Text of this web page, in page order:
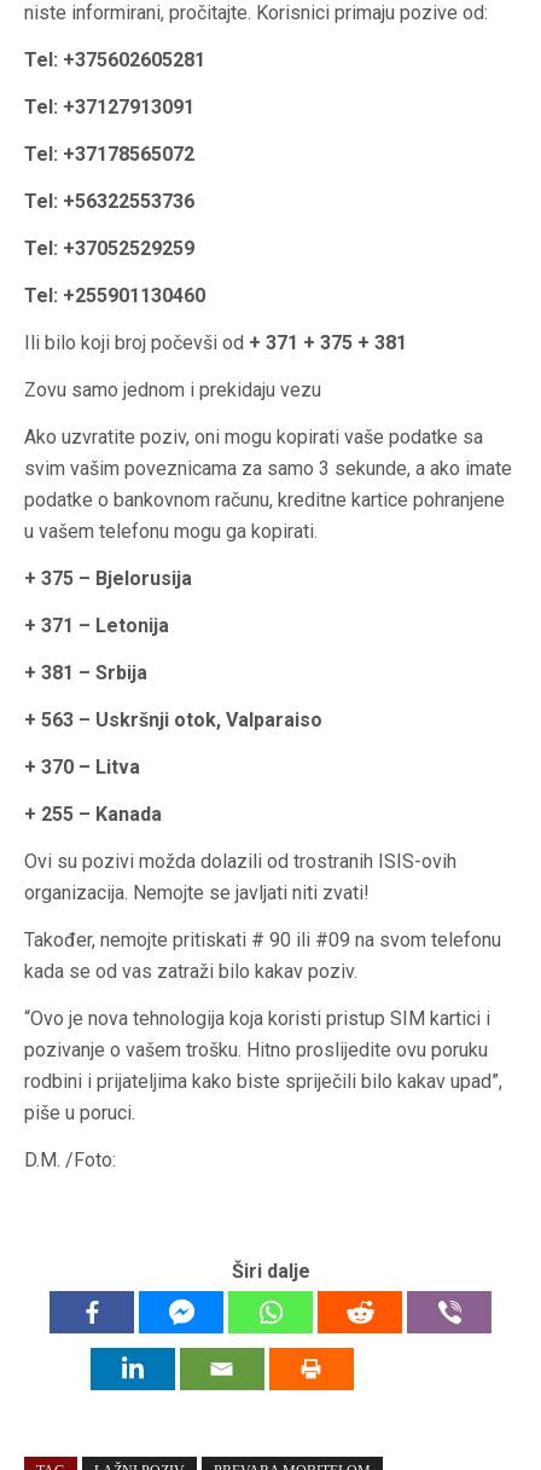
niste informirani, pročitajte. Korisnici primaju pozive od:
Tel: +375602605281
Tel: +37127913091
Tel: +37178565072
Tel: +56322553736
Tel: +37052529259
Tel: +255901130460
Ili bilo koji broj počevši od + 371 + 375 + 381
Zovu samo jednom i prekidaju vezu
Ako uzvratite poziv, oni mogu kopirati vaše podatke sa
svim vašim poveznicama za samo 3 sekunde, a ako imate
podatke o bankovnom računu, kreditne kartice pohranjene
u vašem telefonu mogu ga kopirati.
+ 375 – Bjelorusija
+ 371 – Letonija
+ 381 – Srbija
+ 563 – Uskršnji otok, Valparaiso
+ 370 – Litva
+ 255 – Kanada
Ovi su pozivi možda dolazili od trostranih ISIS-ovih
organizacija. Nemojte se javljati niti zvati!
Također, nemojte pritiskati # 90 ili #09 na svom telefonu
kada se od vas zatraži bilo kakav poziv.
“Ovo je nova tehnologija koja koristi pristup SIM kartici i
pozivanje o vašem trošku. Hitno proslijedite ovu poruku
rodbini i prijateljima kako biste spriječili bilo kakav upad”,
piše u poruci.
D.M. /Foto:
Širi dalje